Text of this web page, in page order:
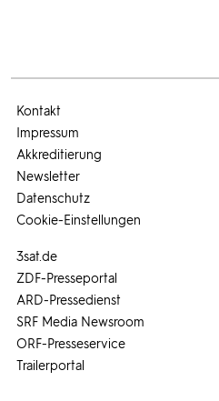
3sat.de
ZDF-Presseportal
ARD-Pressedienst
SRF Media Newsroom
ORF-Presseservice
Trailerportal
Kontakt
Impressum
Akkreditierung
Newsletter
Datenschutz
Cookie-Einstellungen